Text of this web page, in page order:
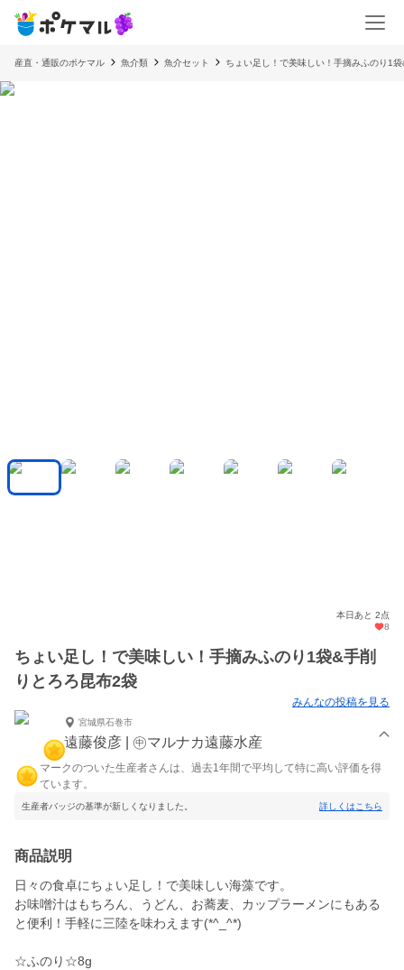
産直・通販のポケマル 魚介類 魚介セット ちょい足し！で美味しい！手摘みふのり1
本日あと 2点
8
ちょい足し！で美味しい！手摘みふのり1袋&手削
りとろろ昆布2袋
みんなの投稿を見る
宮城県石巻市
遠藤俊彦 | ㊥マルナカ遠藤水産
マークのついた生産者さんは、過去1年間で平均して特に高い評価を得
ています。
生産者バッジの基準が新しくなりました。 詳しくはこちら
商品説明
日々の食卓にちょい足し！で美味しい海藻です。
お味噌汁はもちろん、うどん、お蕎麦、カップラーメンにもある
と便利！手軽に三陸を味わえます(*^_^*)
☆ふのり☆8g